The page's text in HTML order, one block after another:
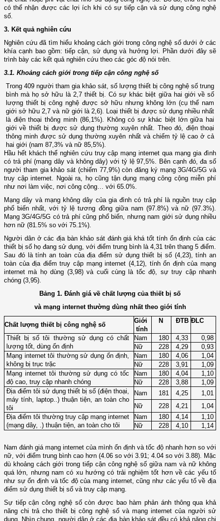
có thể nhận được các lợi ích khi có sự tiếp cận và sử dụng công nghệ
số.
3. Kết quả nghiên cứu
Nghiên cứu đã tìm hiểu khoảng cách giới trong công nghệ số dưới ở các
khía cạnh bao gồm: tiếp cận, sử dụng và hưởng lợi. Phần dưới đây sẽ
trình bày các kết quả nghiên cứu theo các góc độ nói trên.
3.1. Khoảng cách giới trong tiếp cận công nghệ số
Trong 409 người tham gia khảo sát, số lượng thiết bị công nghệ số trung
bình mà họ sở hữu là 2,7 thiết bị. Có sự khác biệt giữa hai giới về số
lượng thiết bị công nghệ được sở hữu nhưng không lớn (cụ thể nam
giới sở hữu 2,7 và nữ giới là 2,6). Loại thiết bị được sử dụng nhiều nhất
là điện thoại thông minh (86,1%). Không có sự khác biệt lớn giữa hai
giới về thiết bị được sử dụng thường xuyên nhất. Theo đó, điện thoại
thông minh được sử dụng thường xuyên nhất và chiếm tỷ lệ cao ở cả
hai giới (nam 87,3% và nữ 85,5%).
Hầu hết khách thể nghiên cứu truy cập mạng internet qua mạng gia đình
có trả phí (mạng dây và không dây) với tỷ lệ 97,5%. Bên cạnh đó, đa số
người tham gia khảo sát (chiếm 77,9%) còn đăng ký mạng 3G/4G/5G và
truy cập internet. Ngoài ra, họ cũng tận dụng mạng công cộng miễn phí
như nơi làm việc, nơi công cộng… với 65.0%.
Mạng dây và mạng không dây của gia đình có trả phí là nguồn truy cập
phổ biến nhất, với tỷ lệ tương đồng giữa nam (97.8%) và nữ (97.3%).
Mạng 3G/4G/5G có trả phí cũng phổ biến, nhưng nam giới sử dụng nhiều
hơn nữ (81.5% so với 75.1%).
Người dân ở các địa bàn khảo sát đánh giá khá tốt tính ổn định của các
thiết bị số họ đang sử dụng, với điểm trung bình là 4,31 trên thang 5 điểm.
Sau đó là tính an toàn của địa điểm sử dụng thiết bị số (4,23), tính an
toàn của địa điểm truy cập mạng internet (4,12), tính ổn định của mạng
internet mà họ dùng (3,98) và cuối cùng là tốc độ, sự truy cập nhanh
chóng (3,95).
Bảng 1. Đánh giá về chất lượng của thiết bị số
và mạng internet thường dùng nhất theo giới tính
Chất lượng thiết bị công nghệ số
Giới
tính
N ĐTB ĐLC
Thiết bị số tôi thường sử dụng có chất
lượng tốt, dùng ổn định
Nam 180 4,33 0,98
Nữ
228 4,29 0,93
Mạng internet tôi thường sử dụng ổn định,
không bị trục trặc
Nam 180 4,06
1,04
Nữ
228 3,91
1,09
Mạng internet tôi thường sử dụng có tốc
độ cao, truy cập nhanh chóng
Nam 180 4,04
1,10
Nữ
228 3,88
1,09
Địa điểm tôi sử dụng thiết bị số (điện thoại,
máy tính, laptop..) thuận tiện, an toàn cho
tôi
Nam 181 4,25
1,01
Nữ
228 4,21
1,04
Địa điểm tôi thường truy cập mạng internet
(mạng dây, .) thuận tiện, an toàn cho tôi
Nam 180 4,14
1,10
Nữ
228 4,10 1,14
Nam đánh giá mạng internet của mình ổn định và tốc độ nhanh hơn so với
nữ, với điểm trung bình cao hơn (4.06 so với 3.91; 4.04 so với 3.88). Mặc
dù khoảng cách giới trong tiếp cận công nghệ số giữa nam và nữ không
quá lớn, nhưng nam có xu hướng có trải nghiệm tốt hơn về các yếu tố
như sự ổn định và tốc độ của mạng internet, cũng như các yếu tố về địa
điểm sử dụng thiết bị số và truy cập mạng.
Sự tiếp cận công nghệ số còn được bao hàm phản ánh thông qua khả
năng chi trả cho thiết bị công nghệ số và mạng internet của người sử
dụng. Nhìn chung, người dân ở các địa bàn khảo sát đều có khả năng chi